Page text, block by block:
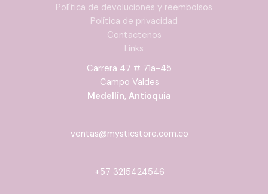
Política de devoluciones y reembolsos
Política de privacidad
Contactenos
Links
Carrera 47 # 71a-45
Campo Valdes
Medellín, Antioquia
ventas@mysticstore.com.co
+57 3215424546